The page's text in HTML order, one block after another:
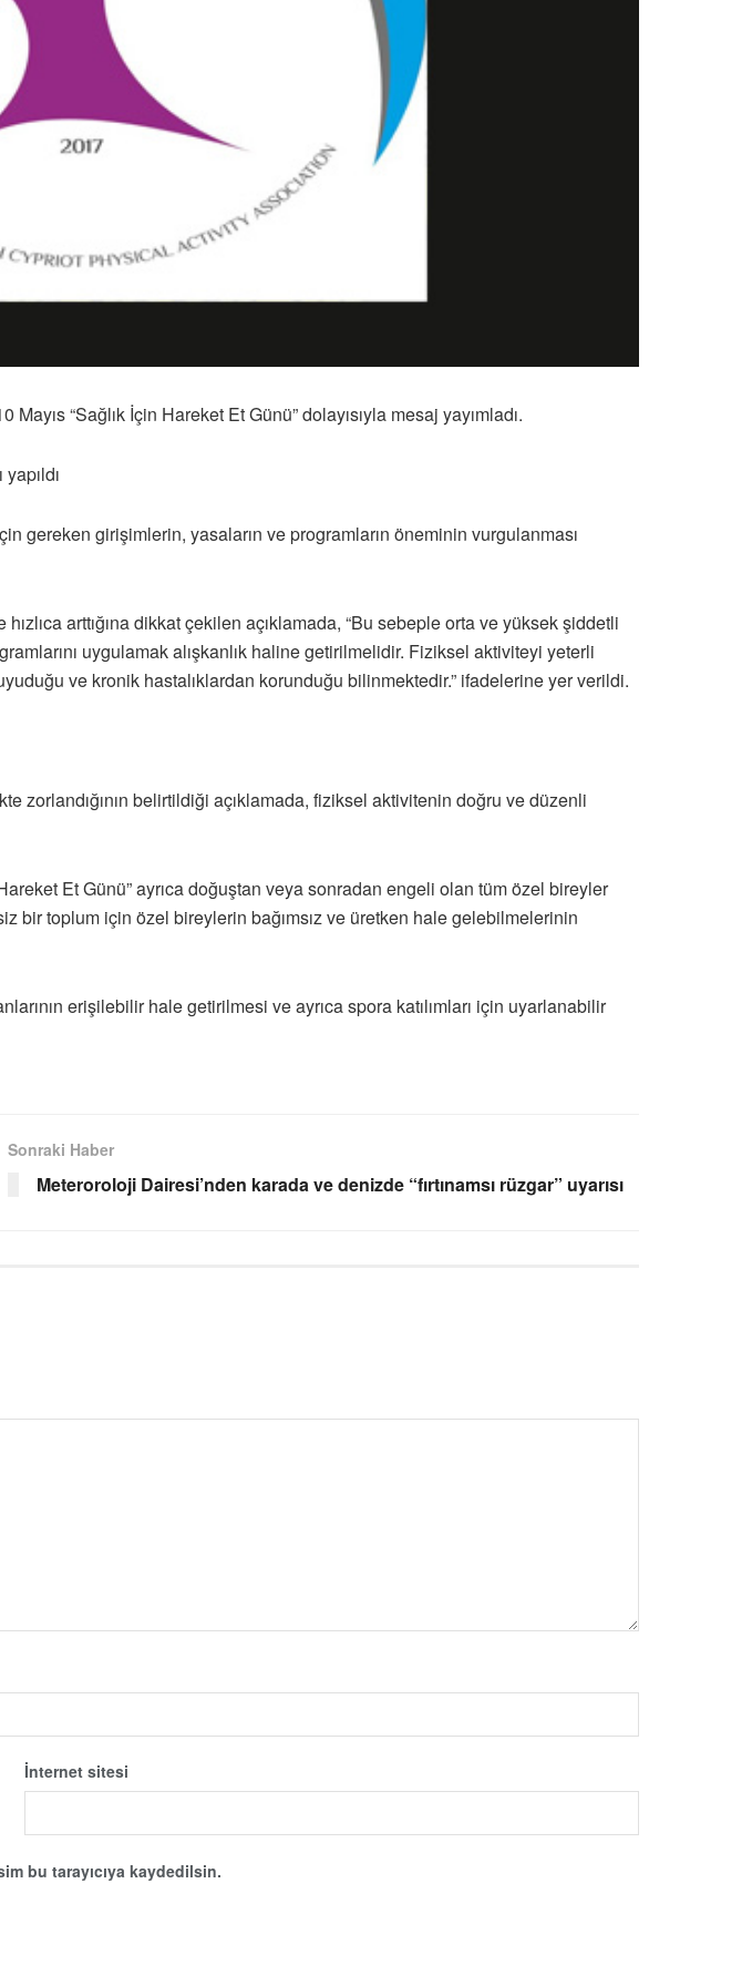
“Sağlık İçin Hareket Et Günü” dolayısıyla mesaj yayımladı.
gereken girişimlerin, yasaların ve programların öneminin vurgulanması
arttığına dikkat çekilen açıklamada, “Bu sebeple orta ve yüksek şiddetli
uygulamak alışkanlık haline getirilmelidir. Fiziksel aktiviteyi yeterli
ve kronik hastalıklardan korunduğu bilinmektedir.” ifadelerine yer verildi.
zorlandığının belirtildiği açıklamada, fiziksel aktivitenin doğru ve düzenli
Et Günü” ayrıca doğuştan veya sonradan engeli olan tüm özel bireyler
bir toplum için özel bireylerin bağımsız ve üretken hale gelebilmelerinin
erişilebilir hale getirilmesi ve ayrıca spora katılımları için uyarlanabilir
Sonraki Haber
Meteroroloji Dairesi’nden karada ve denizde “fırtınamsı rüzgar” uyarısı
İnternet sitesi
bu tarayıcıya kaydedilsin.